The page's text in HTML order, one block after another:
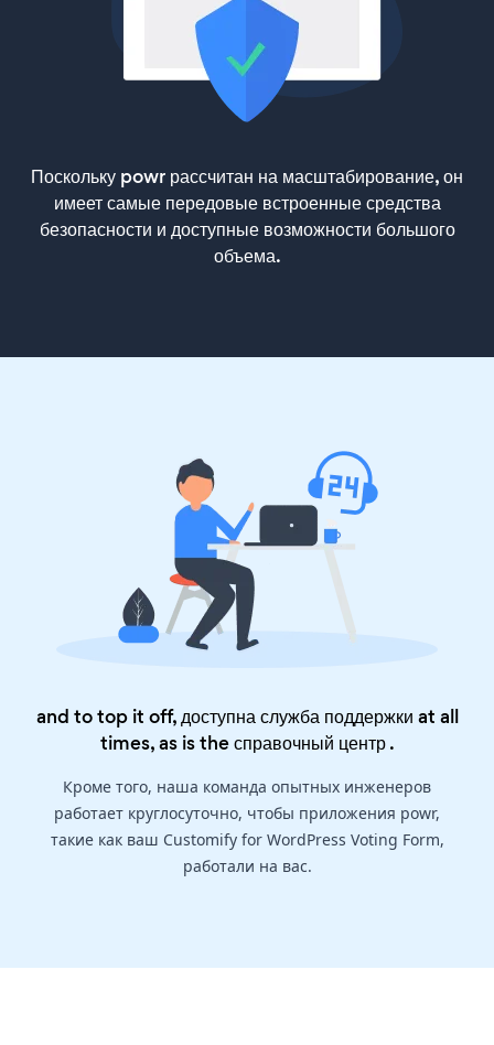
Поскольку powr рассчитан на масштабирование, он
имеет самые передовые встроенные средства
безопасности и доступные возможности большого
объема.
and to top it off, доступна служба поддержки at all
times, as is theсправочный центр.
Кроме того, наша команда опытных инженеров
работает круглосуточно, чтобы приложения powr,
такие как ваш Customify for WordPress Voting Form,
работали на вас.